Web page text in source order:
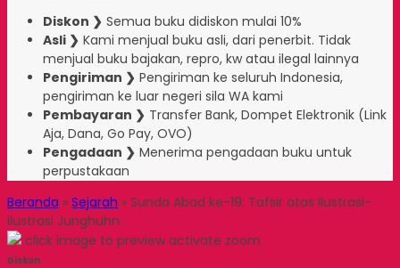
Diskon ❯ Semua buku didiskon mulai 10%
Asli ❯ Kami menjual buku asli, dari penerbit. Tidak
menjual buku bajakan, repro, kw atau ilegal lainnya
Pengiriman ❯ Pengiriman ke seluruh Indonesia,
pengiriman ke luar negeri sila WA kami
Pembayaran ❯ Transfer Bank, Dompet Elektronik (Link
Aja, Dana, Go Pay, OVO)
Pengadaan ❯ Menerima pengadaan buku untuk
perpustakaan
Beranda » Sejarah » Sunda Abad ke-19: Tafsir atas Ilustrasi-
ilustrasi Junghuhn
click image to preview activate zoom
Diskon